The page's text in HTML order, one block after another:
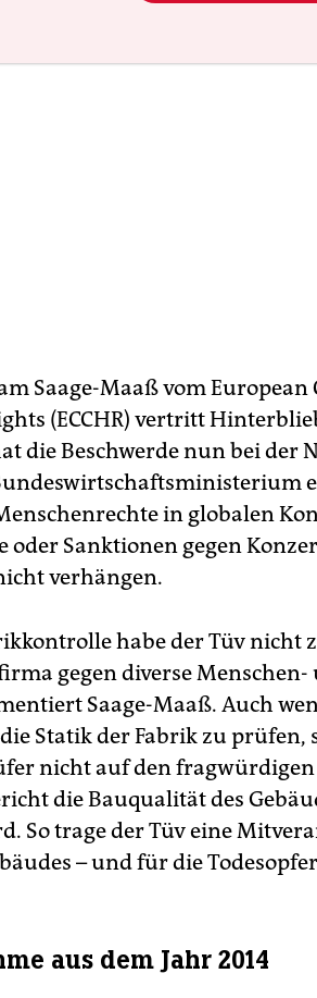
Saage-Maaß vom
(ECCHR) vertritt
die Beschwerde nun bei der
in globalen
oder Sanktionen gegen
verhängen.
habe der Tüv nicht
gegen diverse
Saage-Maaß. Auch
Statik der Fabrik zu prüfen,
nicht auf den
die Bauqualität des
So trage der Tüv eine
– und für die
aus dem Jahr 2014